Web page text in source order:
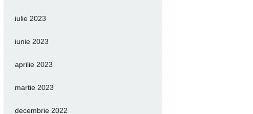
iulie 2023
iunie 2023
aprilie 2023
martie 2023
decembrie 2022